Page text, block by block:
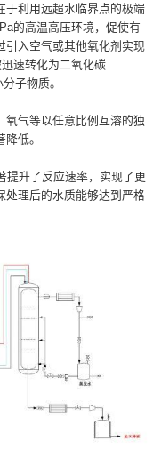
于利用远超水临界点的极端
的高温高压环境，促使有
引入空气或其他氧化剂实现
速转化为二氧化碳
子物质。
氧气等以任意比例互溶的独
低。
提升了反应速率，实现了更
处理后的水质能够达到严格